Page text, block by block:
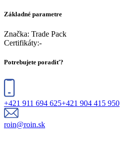
Základné parametre
Značka: Trade Pack
Certifikáty:-
Potrebujete poradiť?
+421 911 694 625+421 904 415 950
roin@roin.sk